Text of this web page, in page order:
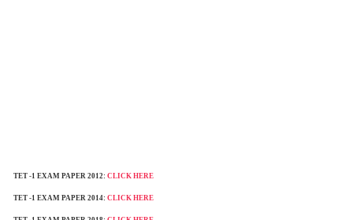
TET -1 EXAM PAPER 2012: CLICK HERE
TET -1 EXAM PAPER 2014: CLICK HERE